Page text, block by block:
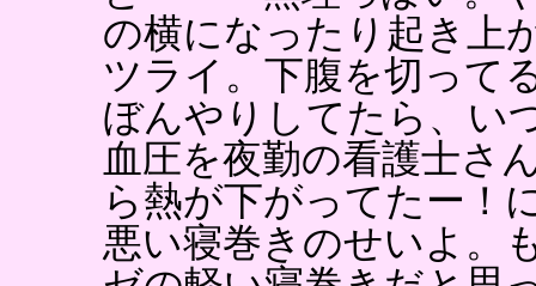
の横になったり起き上
ツライ。下腹を切って
ぼんやりしてたら、い
血圧を夜勤の看護士さ
ら熱が下がってたー！
悪い寝巻きのせいよ。